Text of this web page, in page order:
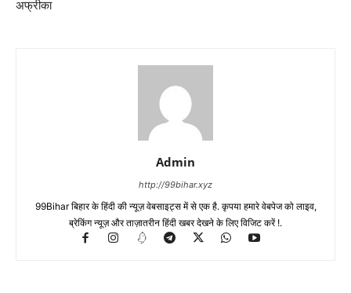
अफ्रीका
Admin
http://99bihar.xyz
99Bihar बिहार के हिंदी की न्यूज़ वेबसाइट्स में से एक है. कृपया हमारे वेबपेज को लाइव,
ब्रेकिंग न्यूज़ और ताज़ातरीन हिंदी खबर देखने के लिए विजिट करें !.